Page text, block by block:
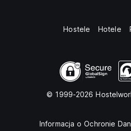
Hostele Hotele
© 1999-2026
Informacja o Ochronie